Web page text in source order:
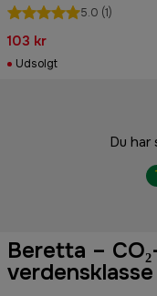
5.0 (1)
103 kr
Udsolgt
Du
Beretta –
verdensklasse